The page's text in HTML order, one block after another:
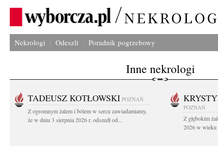
Nekrologi Odeszli Poradnik pogrzebowy
Inne nekrologi
TADEUSZ KOTŁOWSKI POZNAŃ
Z ogromnym żalem i bólem w sercu zawiadamiamy,
że w dniu 3 sierpnia 2026 r. odszedł od...
POZNAŃ
Z głębokim
2026 w wieku